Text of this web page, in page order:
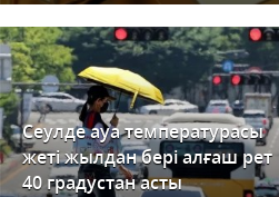
Сеулде ауа температурасы
жеті жылдан бері алғаш рет
40 градустан асты